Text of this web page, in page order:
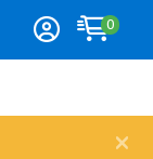
0
×